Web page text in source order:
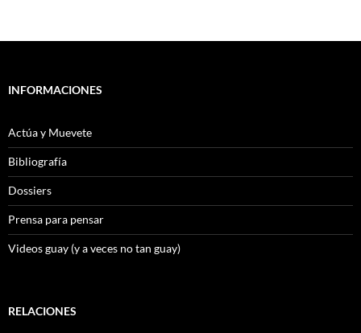
INFORMACIONES
Actúa y Muevete
Bibliografía
Dossiers
Prensa para pensar
Videos guay (y a veces no tan guay)
RELACIONES